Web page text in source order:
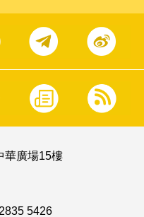
華廣場15樓
5426